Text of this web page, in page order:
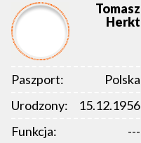
Tomasz
Herkt
Paszport:
Polska
Urodzony:
15.12.1956
Funkcja:
---